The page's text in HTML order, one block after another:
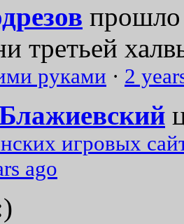
прошло
третьей
руками · 2
игровых
ago